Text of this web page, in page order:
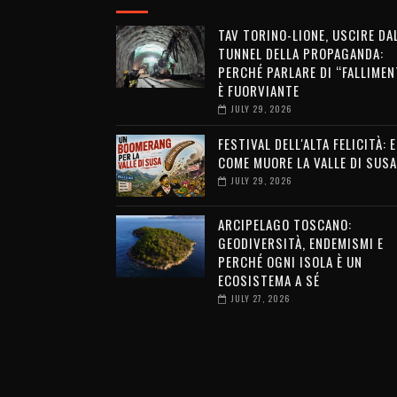
TAV TORINO-LIONE, USCIRE
TUNNEL DELLA PROPAGANDA:
PERCHÉ PARLARE DI
È FUORVIANTE
JULY 29, 2026
FESTIVAL DELL'ALTA FELICITÀ:
COME MUORE LA VALLE DI SUSA
JULY 29, 2026
ARCIPELAGO TOSCANO:
GEODIVERSITÀ, ENDEMISMI E
PERCHÉ OGNI ISOLA È UN
ECOSISTEMA A SÉ
JULY 27, 2026